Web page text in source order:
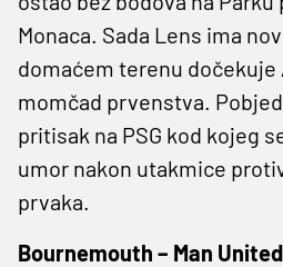
Monaca. Sada Lens ima
domaćem terenu dočekuje
momčad prvenstva.
pritisak na PSG kod kojeg
umor nakon utakmice
prvaka.
Bournemouth – Man